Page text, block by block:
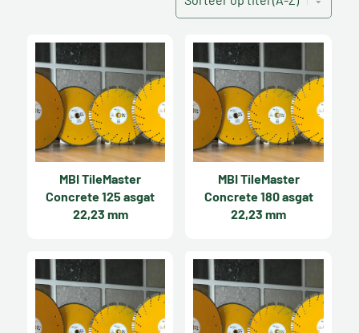
MBI TileMaster
Concrete 125 asgat
22,23 mm
MBI TileMaster
Concrete 180 asgat
22,23 mm